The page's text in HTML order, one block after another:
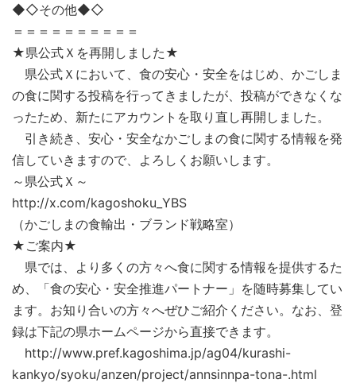
◆◇その他◆◇
＝＝＝＝＝＝＝＝＝＝
★県公式Ｘを再開しました★
県公式Ｘにおいて、食の安心・安全をはじめ、かごしま
の食に関する投稿を行ってきましたが、投稿ができなくな
ったため、新たにアカウントを取り直し再開しました。
引き続き、安心・安全なかごしまの食に関する情報を発
信していきますので、よろしくお願いします。
～県公式Ｘ～
http://x.com/kagoshoku_YBS
（かごしまの食輸出・ブランド戦略室）
★ご案内★
県では、より多くの方々へ食に関する情報を提供するた
め、「食の安心・安全推進パートナー」を随時募集してい
ます。お知り合いの方々へぜひご紹介ください。なお、登
録は下記の県ホームページから直接できます。
http://www.pref.kagoshima.jp/ag04/kurashi-
kankyo/syoku/anzen/project/annsinnpa-tona-.html